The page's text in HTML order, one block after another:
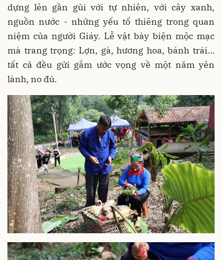
dựng lên gần gũi với tự nhiên, với cây xanh,
nguồn nước - những yếu tố thiêng trong quan
niệm của người Giáy. Lễ vật bày biện mộc mạc
mà trang trọng: Lợn, gà, hương hoa, bánh trái…
tất cả đều gửi gắm ước vọng về một năm yên
lành, no đủ.